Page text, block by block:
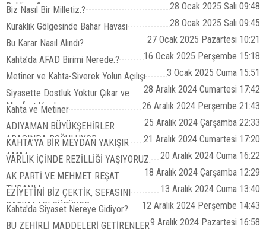
Bekliyor.?
28 Ocak 2025 Salı 09:48
Biz Nasıl Bir Milletiz.?
28 Ocak 2025 Salı 09:45
Kuraklık Gölgesinde Bahar Havası
27 Ocak 2025 Pazartesi 10:21
Bu Karar Nasıl Alındı?
16 Ocak 2025 Perşembe 15:18
Kahta’da AFAD Birimi Nerede.?
3 Ocak 2025 Cuma 15:51
Metiner ve Kahta-Siverek Yolun Açılışı
28 Aralık 2024 Cumartesi 17:42
Siyasette Dostluk Yoktur Çıkar ve
Menfaat Vardır
26 Aralık 2024 Perşembe 21:43
Kahta ve Metiner
25 Aralık 2024 Çarşamba 22:33
ADIYAMAN BÜYÜKŞEHİRLER
ARASINDA BOĞULUYOR
21 Aralık 2024 Cumartesi 17:20
KAHTA’YA BİR MEYDAN YAKIŞIR
AMAA...
20 Aralık 2024 Cuma 16:22
VARLIK İÇİNDE REZİLLİĞİ YAŞIYORUZ.
18 Aralık 2024 Çarşamba 12:29
AK PARTİ VE MEHMET REŞAT
TURANLI
13 Aralık 2024 Cuma 13:40
EZİYETİNİ BİZ ÇEKTİK, SEFASINI
BAŞKALARI SÜRÜYOR
12 Aralık 2024 Perşembe 14:43
Kahta'da Siyaset Nereye Gidiyor?
9 Aralık 2024 Pazartesi 16:58
BU ZEHİRLİ MADDELERİ GETİRENLER